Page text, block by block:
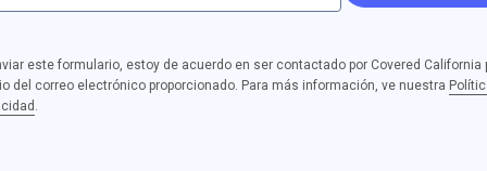
este formulario, estoy de acuerdo en ser contactado por Covered California
del correo electrónico proporcionado. Para más información, ve nuestra
.